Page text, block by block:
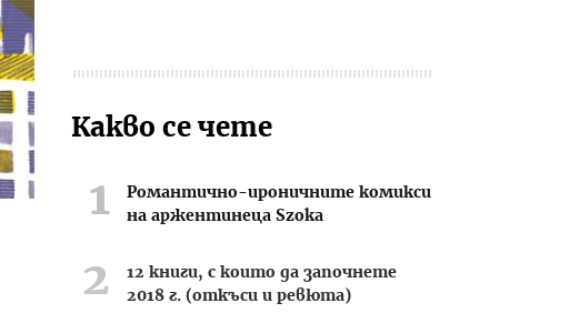
Какво се чете
Романтично-ироничните комикси
на аржентинеца Szoka
12 книги, с които да започнете
2018 г. (откъси и ревюта)